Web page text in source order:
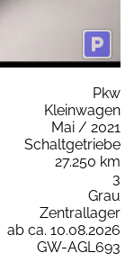
Pkw
Kleinwagen
Mai / 2021
Schaltgetriebe
27.250 km
3
Grau
Zentrallager
ab ca. 10.08.2026
GW-AGL693